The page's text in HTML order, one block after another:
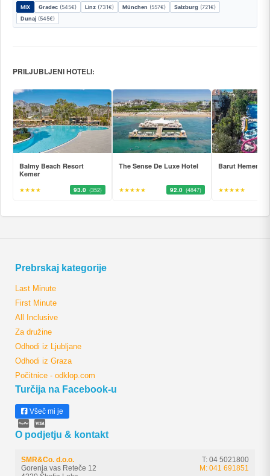
MIX Gradec (545€) Linz (731€) München (557€) Salzburg (721€)
Dunaj (545€)
PRILJUBLJENI HOTELI:
Balmy Beach Resort
Kemer
★★★★ 93.0 (352)
The Sense De Luxe Hotel
★★★★★ 92.0 (4847)
Barut Hemera
★★★★★
Prebrskaj kategorije
Last Minute
First Minute
All Inclusive
Za družine
Odhodi iz Ljubljane
Odhodi iz Graza
Počitnice - odklop.com
Turčija na Facebook-u
Všeč mi je
O podjetju & kontakt
SMR&Co. d.o.o.
Gorenja vas Reteče 12
T: 04 5021800
M: 041 691851